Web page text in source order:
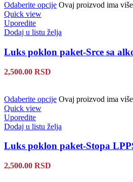
Odaberite opcije Ovaj proizvod ima
Quick view
Uporedite
Dodaj u listu želja
Luks poklon paket-Srce sa
2,500.00 RSD
Odaberite opcije Ovaj proizvod ima
Quick view
Uporedite
Dodaj u listu želja
Luks poklon paket-Stopa
2,500.00 RSD